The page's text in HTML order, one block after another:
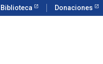
Biblioteca Donaciones